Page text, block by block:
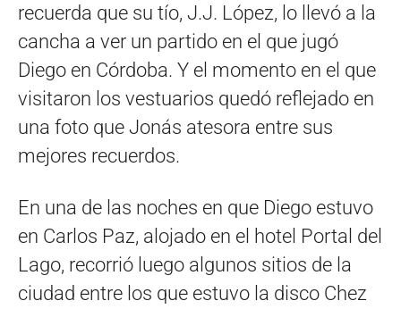
recuerda que su tío, J.J. López, lo llevó a la
cancha a ver un partido en el que jugó
Diego en Córdoba. Y el momento en el que
visitaron los vestuarios quedó reflejado en
una foto que Jonás atesora entre sus
mejores recuerdos.
En una de las noches en que Diego estuvo
en Carlos Paz, alojado en el hotel Portal del
Lago, recorrió luego algunos sitios de la
ciudad entre los que estuvo la disco Chez